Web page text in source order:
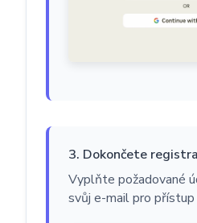
3. Dokončete
Vyplňte požadované
svůj e-mail pro přístup